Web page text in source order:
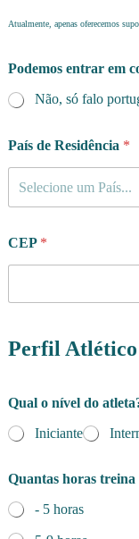
Atualmente, apenas oferecemos
o
p
o
N
Podemos entrar em
Não, só falo
País de Residência *
Selecione um País...
CEP *
Perfil
Qual o nível do
Iniciante
Quantas horas treina
- 5 horas